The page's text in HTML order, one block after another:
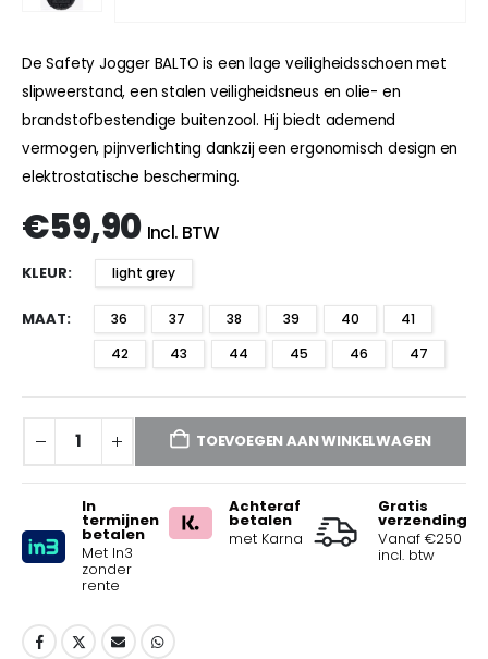
De Safety Jogger BALTO is een lage veiligheidsschoen met
slipweerstand, een stalen veiligheidsneus en olie- en
brandstofbestendige buitenzool. Hij biedt ademend
vermogen, pijnverlichting dankzij een ergonomisch design en
elektrostatische bescherming.
€59,90 Incl. BTW
KLEUR light grey
MAAT 36 37 38 39 40
41
42
43 44 45 46 47
TOEVOEGEN AAN WINKELWAGEN
In
termijnen
betalen
Met In3
zonder
rente
Achteraf
betalen
met Karna
Gratis
verzending
Vanaf €250
incl. btw